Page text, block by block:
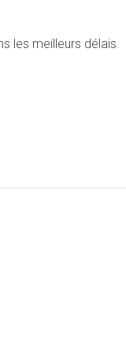
les meilleurs délais.